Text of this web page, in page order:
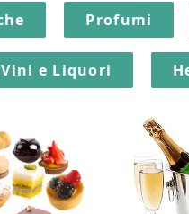
Profumi
Vini e Liquori